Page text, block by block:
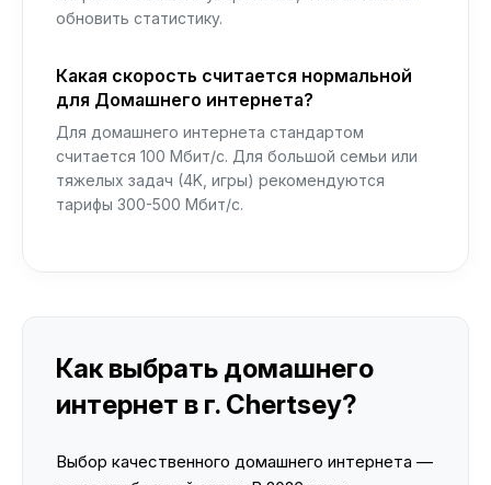
обновить статистику.
Какая скорость считается нормальной
для Домашнего интернета?
Для домашнего интернета стандартом
считается 100 Мбит/с. Для большой семьи или
тяжелых задач (4K, игры) рекомендуются
тарифы 300-500 Мбит/с.
Как выбрать домашнего
интернет в г. Chertsey?
Выбор качественного домашнего интернета —